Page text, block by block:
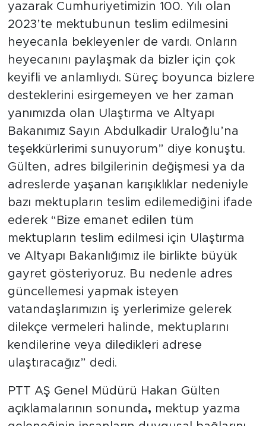
yazarak Cumhuriyetimizin 100. Yılı olan
2023’te mektubunun teslim edilmesini
heyecanla bekleyenler de vardı. Onların
heyecanını paylaşmak da bizler için çok
keyifli ve anlamlıydı. Süreç boyunca bizlere
desteklerini esirgemeyen ve her zaman
yanımızda olan Ulaştırma ve Altyapı
Bakanımız Sayın Abdulkadir Uraloğlu’na
teşekkürlerimi sunuyorum” diye konuştu.
Gülten, adres bilgilerinin değişmesi ya da
adreslerde yaşanan karışıklıklar nedeniyle
bazı mektupların teslim edilemediğini ifade
ederek “Bize emanet edilen tüm
mektupların teslim edilmesi için Ulaştırma
ve Altyapı Bakanlığımız ile birlikte büyük
gayret gösteriyoruz. Bu nedenle adres
güncellemesi yapmak isteyen
vatandaşlarımızın iş yerlerimize gelerek
dilekçe vermeleri halinde, mektuplarını
kendilerine veya diledikleri adrese
ulaştıracağız” dedi.
PTT AŞ Genel Müdürü Hakan Gülten
açıklamalarının sonunda, mektup yazma